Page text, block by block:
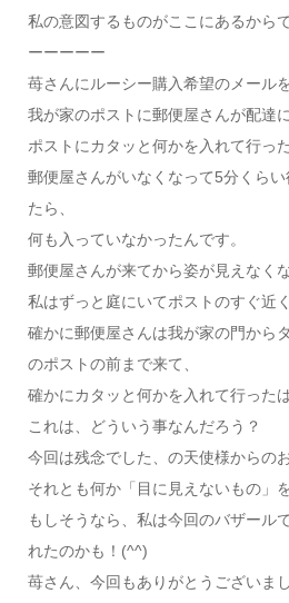
私の意図するものがここにあるからで
ーーーーー
苺さんにルーシー購入希望のメール
我が家のポストに郵便屋さんが配達に
ポストにカタッと何かを入れて行っ
郵便屋さんがいなくなって5分くら
たら、
何も入っていなかったんです。
郵便屋さんが来てから姿が見えなくな
私はずっと庭にいてポストのすぐ近
確かに郵便屋さんは我が家の門から
のポストの前まで来て、
確かにカタッと何かを入れて行った
これは、どういう事なんだろう？
今回は残念でした、の天使様からの
それとも何か「目に見えないもの」
もしそうなら、私は今回のバザール
れたのかも！(^^)
苺さん、今回もありがとうございま